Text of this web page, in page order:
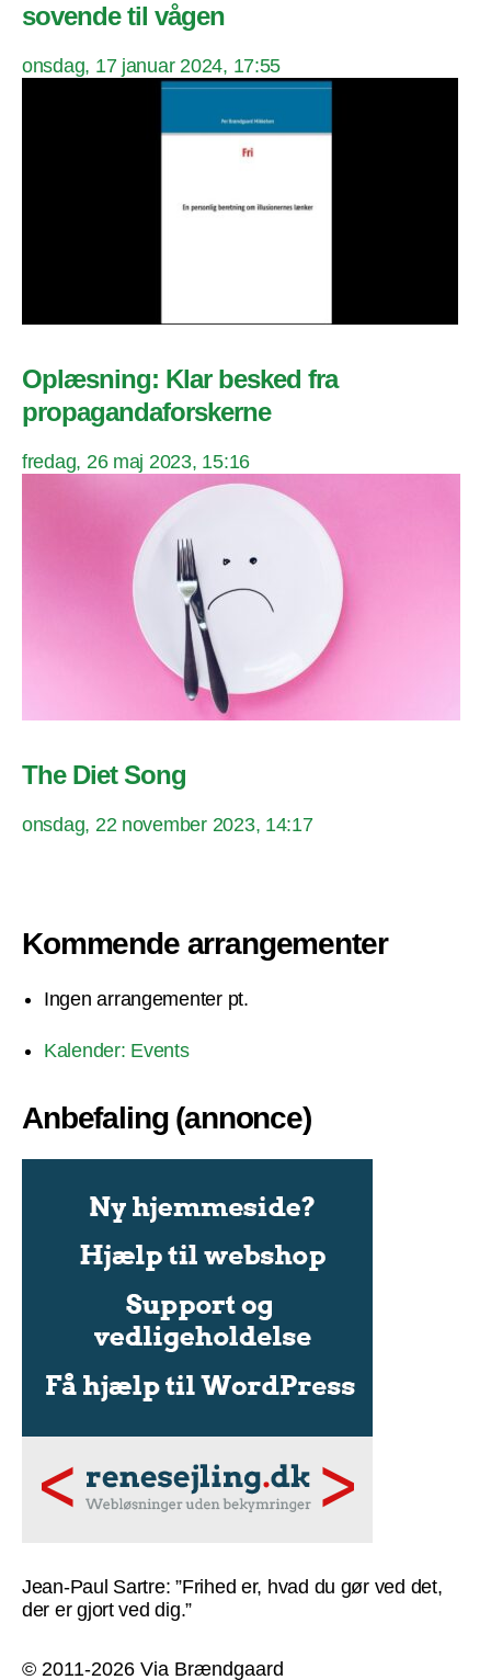
sovende til vågen
onsdag, 17 januar 2024, 17:55
Oplæsning: Klar besked fra
propagandaforskerne
fredag, 26 maj 2023, 15:16
The Diet Song
onsdag, 22 november 2023, 14:17
Kommende arrangementer
Ingen arrangementer pt.
Kalender: Events
Anbefaling (annonce)
Jean-Paul Sartre: ”Frihed er, hvad du gør ved det,
der er gjort ved dig.”
© 2011-2026 Via Brændgaard